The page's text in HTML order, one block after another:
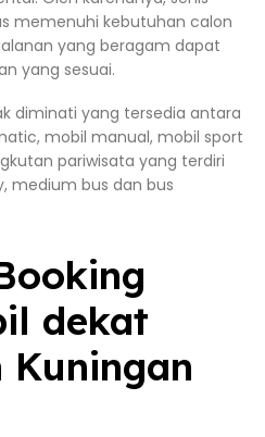
memenuhi kebutuhan calon
yang beragam dapat
yang sesuai.
diminati yang tersedia antara
mobil manual, mobil sport
pariwisata yang terdiri
medium bus dan bus
dekat